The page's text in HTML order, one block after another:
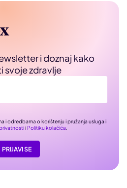
i doznaj kako
svoje zdravlje
i odredbama o korištenju i pružanja usluga i
i Politiku kolačića.
PRIJAVI SE